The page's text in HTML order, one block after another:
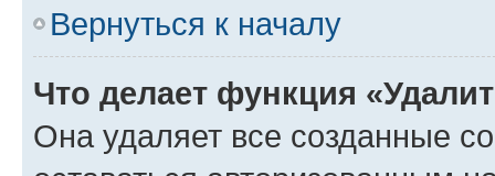
Вернуться к началу
Что делает функция
Она удаляет все созданные